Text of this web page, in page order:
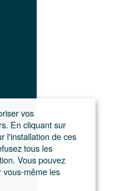
vos
En cliquant sur
l'installation de ces
tous les
Vous pouvez
vous-même les